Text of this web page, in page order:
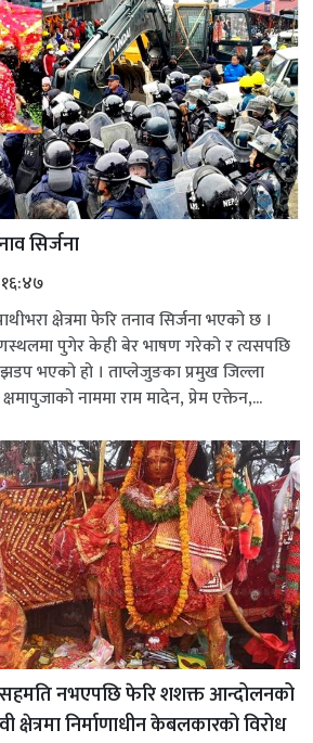
सिर्जना
क्षेत्रमा फेरि तनाव सिर्जना भएको छ ।
पुगेर केही बेर भाषण गरेको र त्यसपछि
झडप भएको हो । ताप्लेजुङका प्रमुख जिल्ला
नाममा राम मादेन, प्रेम एक्तेन,...
नभएपछि फेरि शशक्त आन्दोलनको
क्षेत्रमा निर्माणाधीन केबलकारको विरोध